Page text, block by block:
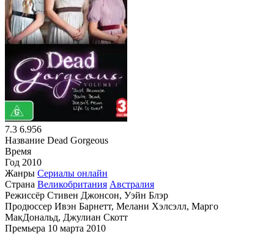
7.3 6.956
Название Dead Gorgeous
Время
Год 2010
Жанры Сериалы онлайн
Страна Великобритания Австралия
Режиссёр Стивен Джонсон, Уэйн Блэр
Продюссер Ивэн Барнетт, Мелани Хэлсэлл, Марго
МакДональд, Джулиан Скотт
Премьера 10 марта 2010